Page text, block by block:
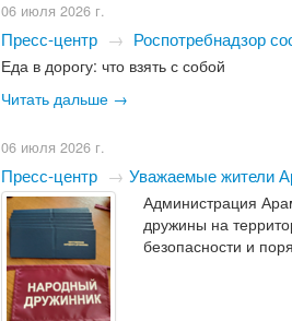
06 июля 2026 г.
Пресс-центр → Роспотребнадзор
Еда в дорогу: что взять с собой
Читать дальше →
06 июля 2026 г.
Пресс-центр → ​Уважаемые жители
Администрация
дружины на
безопасности и